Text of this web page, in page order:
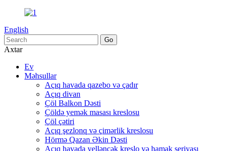
English
Axtar
Ev
Məhsullar
Açıq havada qazebo və çadır
Açıq divan
Çöl Balkon Dəsti
Çöldə yemək masası kreslosu
Çöl çətiri
Açıq şezlonq və çimərlik kreslosu
Hörmə Qazan Əkin Dəsti
Açıq havada yelləncək kreslo və hamak seriyası